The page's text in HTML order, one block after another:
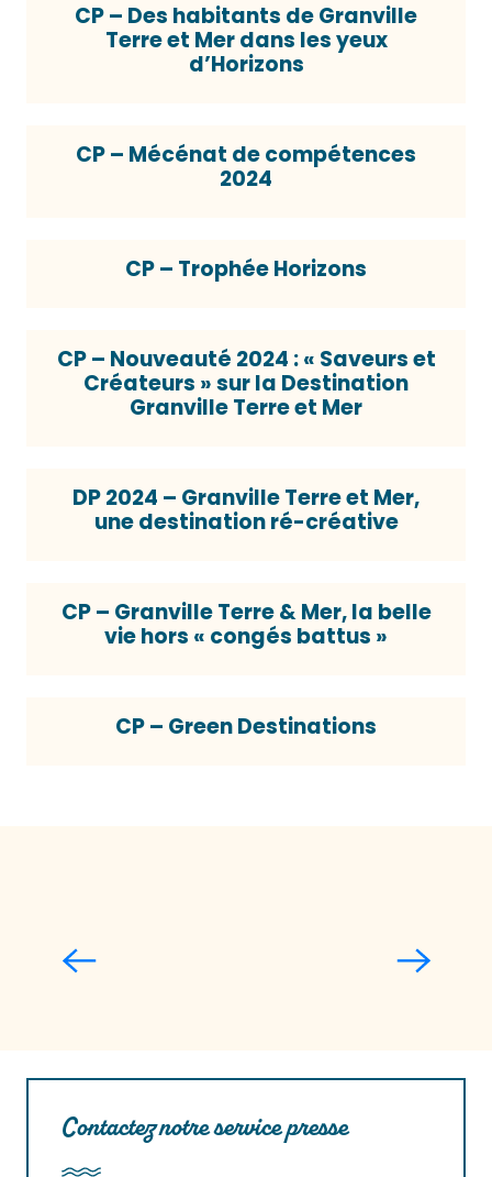
CP – Des habitants de Granville
Terre et Mer dans les yeux
d’Horizons
CP – Mécénat de compétences
2024
CP – Trophée Horizons
CP – Nouveauté 2024 : « Saveurs et
Créateurs » sur la Destination
Granville Terre et Mer
DP 2024 – Granville Terre et Mer,
une destination ré-créative
CP – Granville Terre & Mer, la belle
vie hors « congés battus »
CP – Green Destinations
Contactez notre service presse